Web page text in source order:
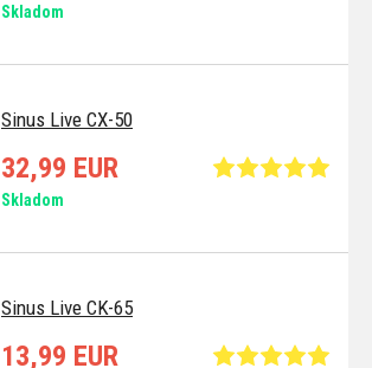
Skladom
Sinus Live CX-50
32,99 EUR
Skladom
Sinus Live CK-65
13,99 EUR